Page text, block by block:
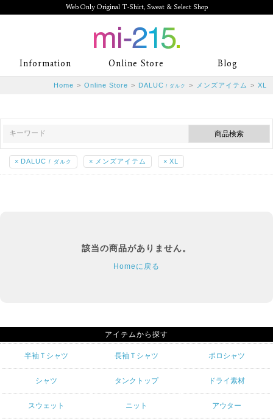
Web Only Original T-Shirt, Sweat & Select Shop
mi-215. Web Only Original T-Shirt,
Sweat & Select Shop mi-215. Tシャ
ランド専門通販
Information Online Store Blog
Home > Online Store > DALUC / ダルク > メンズアイテム > XL
× DALUC / ダルク × メンズアイテム × XL
該当の商品がありません。
Homeに戻る
アイテムから探す
半袖Ｔシャツ 長袖Ｔシャツ ポロシャツ
シャツ タンクトップ ドライ素材
スウェット ニット アウター